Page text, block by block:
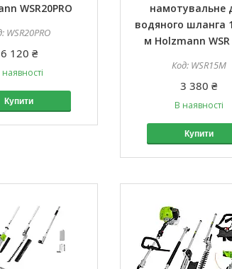
WSR20PRO
WSR20PRO
6 120 ₴
Купити
намотувальне
водяного шланга
м Holzmann WSR
WSR15M
3 380 ₴
В наявності
Купити